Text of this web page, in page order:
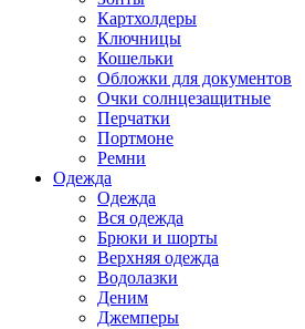
Картхолдеры
Ключницы
Кошельки
Обложки для документов
Очки солнцезащитные
Перчатки
Портмоне
Ремни
Одежда
Одежда
Вся одежда
Брюки и шорты
Верхняя одежда
Водолазки
Деним
Джемперы